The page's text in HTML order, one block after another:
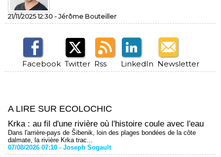
21/11/2025 12:30 -Jérôme Bouteiller
Facebook Twitter Rss LinkedIn Newsletter
A LIRE SUR ECOLOCHIC
Krka : au fil d'une rivière où l'histoire coule avec l'eau
Dans l'arrière-pays de Šibenik, loin des plages bondées de la côte
dalmate, la rivière Krka trac...
07/08/2026 07:10 - Joseph Sogault